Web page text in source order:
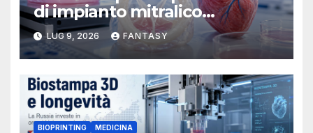
di impianto mitralico
stampato in 3D per la
chirurgia pediatrica
LUG 9, 2026 FANTASY
BIOPRINTING MEDICINA